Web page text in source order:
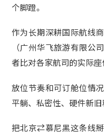
个脚蹬。
作为长期深耕国际航线
（广州华飞旅游有限公
者比对各家航司的实际座
放位节奏和可订舱位情
平躺、私密性、硬件新旧
把北京⇄慕尼黑这条线